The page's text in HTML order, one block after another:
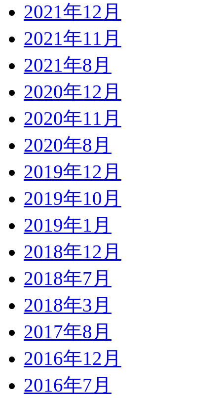
2021年12月
2021年11月
2021年8月
2020年12月
2020年11月
2020年8月
2019年12月
2019年10月
2019年1月
2018年12月
2018年7月
2018年3月
2017年8月
2016年12月
2016年7月